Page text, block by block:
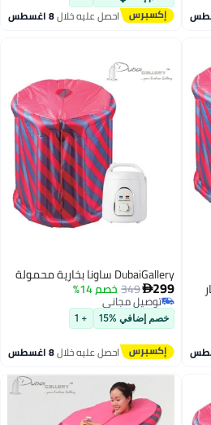
احصل عليه خلال8 اغسطس
DubaiGallery ساونا بخارية محمولة
299
349خصم 14%
توصيل مجاني
توصيل مجاني
خصم إضافي %15 + 1
احصل عليه خلال8 اغسطس